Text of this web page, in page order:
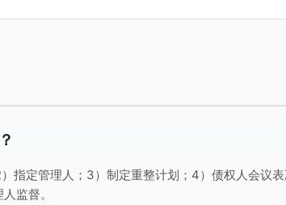
指定管理人；3）制定重整计划；4）债权人会议
监督。